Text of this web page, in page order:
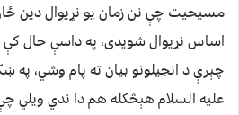
مسیحیت چې نن زمان یو نړیوال دین
اساس نړیوال شویدی، په داسې حال کې
چېرې د انجيلونو بیان ته پام وشي،
علیه السلام هېڅکله هم دا ندي ویلي چې